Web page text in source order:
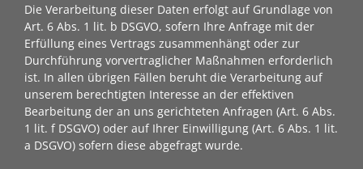
Die Verarbeitung dieser Daten erfolgt auf Grundlage von
Art. 6 Abs. 1 lit. b DSGVO, sofern Ihre Anfrage mit der
Erfüllung eines Vertrags zusammenhängt oder zur
Durchführung vorvertraglicher Maßnahmen erforderlich
ist. In allen übrigen Fällen beruht die Verarbeitung auf
unserem berechtigten Interesse an der effektiven
Bearbeitung der an uns gerichteten Anfragen (Art. 6 Abs.
1 lit. f DSGVO) oder auf Ihrer Einwilligung (Art. 6 Abs. 1 lit.
a DSGVO) sofern diese abgefragt wurde.